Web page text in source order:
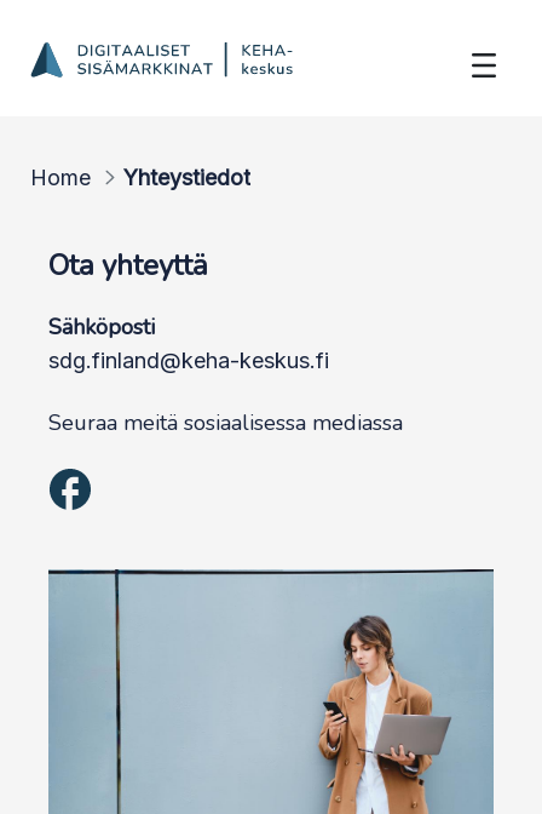
Home Yhteystiedot
Ota yhteyttä
Sähköposti
sdg.finland@keha-keskus.fi
Seuraa meitä sosiaalisessa mediassa